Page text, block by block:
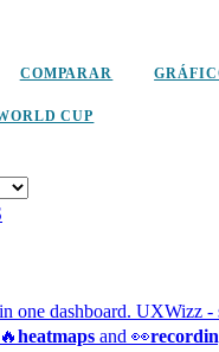
COMPARAR
CUP
one dashboard. UXWizz -
heatmaps and 👀